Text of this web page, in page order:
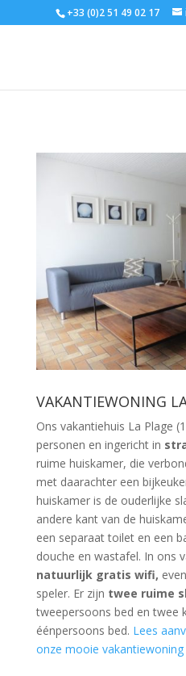
+33 (0)2 51 49 02 17
VAKANTIEWONING
Ons vakantiehuis La Plage
personen en ingericht in
ruime huiskamer, die
met daarachter een
huiskamer is de ouderlijke
andere kant van de
een separaat toilet en een
douche en wastafel. In ons
natuurlijk gratis wifi,
speler. Er zijn twee ruime
tweepersoons bed en twee
éénpersoons bed. Lees
onze mooie vakantiewoning